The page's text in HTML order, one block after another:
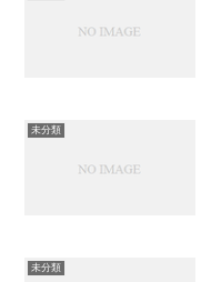
未分類
未分類